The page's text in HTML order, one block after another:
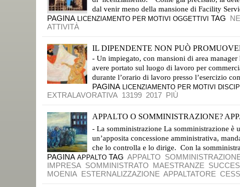
dal venir meno della mansione di Facility
PAGINA LICENZIAMENTO PER MOTIVI OGGETTIVI TAG
ATTIVITÀ
IL DIPENDENTE NON PUÒ
- Un impiegato, con mansioni di area
avere portato sul luogo di lavoro per
durante l’orario di lavoro presso l’esercizio
PAGINA LICENZIAMENTO PER MOTIVI
EXTRALAVORATIVA 13199 2017 PIÙ
APPALTO O SOMMINISTRAZIONE?
- La somministrazione La somministrazione è
un’apposita concessione amministrativa,
che lo controlla e lo dirige. Con la
PAGINA APPALTO TAG APPALTO
IMPRESA SOMMINISTRATO MAESTRANZE
MOENIA ESTERNALIZZAZIONE APPALTATORE